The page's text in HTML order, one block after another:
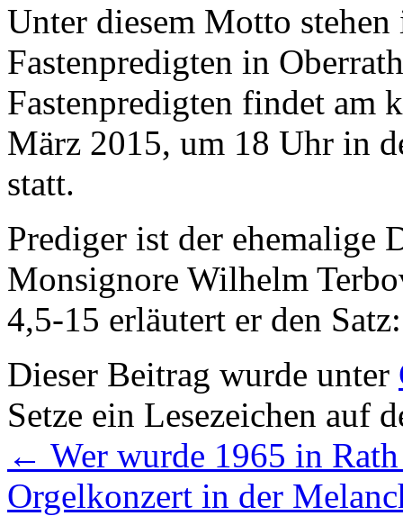
Unter diesem Motto
Fastenpredigten in
Fastenpredigten findet am
März 2015, um 18 Uhr in
statt.
Prediger ist der ehemalige
Monsignore Wilhelm
4,5-15 erläutert er den
Dieser Beitrag wurde unter
Setze ein Lesezeichen auf
← Wer wurde 1965 in
Orgelkonzert in der